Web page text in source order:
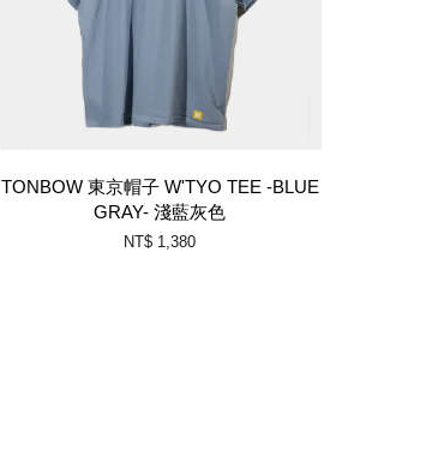
TONBOW 東京帽子 W'TYO TEE -BLUE
GRAY- 淺藍灰色
NT$ 1,380